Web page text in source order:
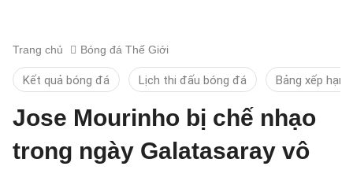
Trang chủ Bóng đá Thế Giới
Kết quả bóng đá Lịch thi đấu bóng đá Bảng xếp
Jose Mourinho bị chế nhạo
trong ngày Galatasaray vô